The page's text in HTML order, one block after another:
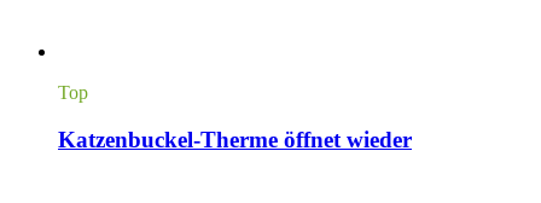
Top
Katzenbuckel-Therme öffnet wieder